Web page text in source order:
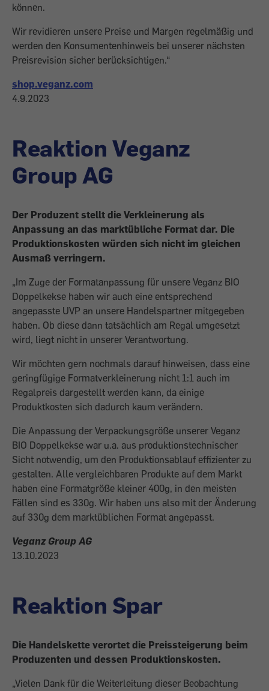
können.
Wir revidieren unsere Preise und Margen regelmäßig und
werden den Konsumentenhinweis bei unserer nächsten
Preisrevision sicher berücksichtigen.“
shop.veganz.com
4.9.2023
Reaktion Veganz
Group AG
Der Produzent stellt die Verkleinerung als
Anpassung an das marktübliche Format dar. Die
Produktionskosten würden sich nicht im gleichen
Ausmaß verringern.
„Im Zuge der Formatanpassung für unsere Veganz BIO
Doppelkekse haben wir auch eine entsprechend
angepasste UVP an unsere Handelspartner mitgegeben
haben. Ob diese dann tatsächlich am Regal umgesetzt
wird, liegt nicht in unserer Verantwortung.
Wir möchten gern nochmals darauf hinweisen, dass eine
geringfügige Formatverkleinerung nicht 1:1 auch im
Regalpreis dargestellt werden kann, da einige
Produktkosten sich dadurch kaum verändern.
Die Anpassung der Verpackungsgröße unserer Veganz
BIO Doppelkekse war u.a. aus produktionstechnischer
Sicht notwendig, um den Produktionsablauf effizienter zu
gestalten. Alle vergleichbaren Produkte auf dem Markt
haben eine Formatgröße kleiner 400g, in den meisten
Fällen sind es 330g. Wir haben uns also mit der Änderung
auf 330g dem marktüblichen Format angepasst.
Veganz Group AG
13.10.2023
Reaktion Spar
Die Handelskette verortet die Preissteigerung beim
Produzenten und dessen Produktionskosten.
„Vielen Dank für die Weiterleitung dieser Beobachtung